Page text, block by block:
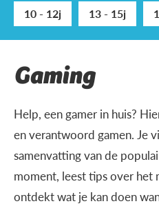
10 - 12j
13 - 15j
Gaming
Help, een gamer in huis?
en verantwoord gamen. Je
samenvatting van de
moment, leest tips over het
ontdekt wat je kan doen